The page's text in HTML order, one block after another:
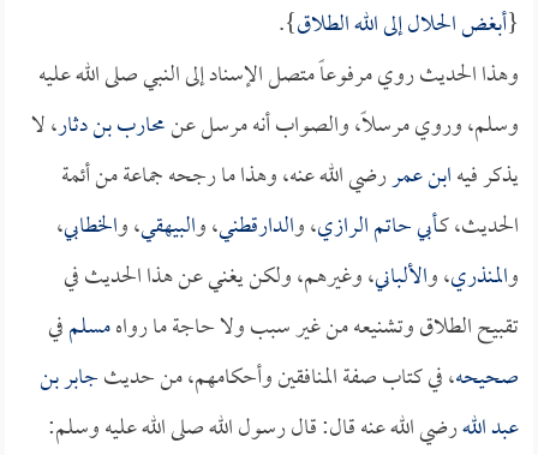
{أبغض الحلال إلى الله الطلاق}.
وهذا الحديث روي مرفوعاً متصل الإسناد إلى النبي صلى الله عليه
وسلم، وروي مرسلاً، والصواب أنه مرسل عنمحارب بن دثار، لا
يذكر فيهابن عمررضي الله عنه، وهذا ما رجحه جماعة من أئمة
الحديث، كـأبي حاتم الرازي، والدارقطني، والبيهقي، والخطابي،
والمنذري، والألباني، وغيرهم، ولكن يغني عن هذا الحديث في
تقبيح الطلاق وتشنيعه من غير سبب ولا حاجة ما رواهمسلمفي
صحيحه، في كتاب صفة المنافقين وأحكامهم، من حديثجابر بن
عبد اللهرضي الله عنه قال: قال رسول الله صلى الله عليه وسلم: